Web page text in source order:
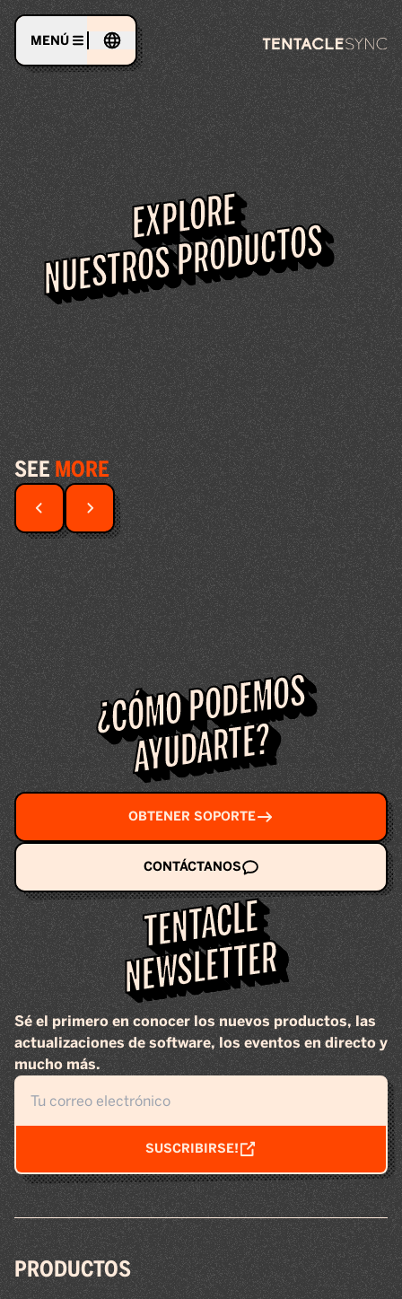
MENÚ
EXPLORE
NUESTROS PRODUCTOS
SEEMORE
¿CÓMO PODEMOS
AYUDARTE?
OBTENER SOPORTE
CONTÁCTANOS
TENTACLE
NEWSLETTER
Sé el primero en conocer los nuevos productos, las
actualizaciones de software, los eventos en directo y
mucho más.
SUSCRIBIRSE!
PRODUCTOS